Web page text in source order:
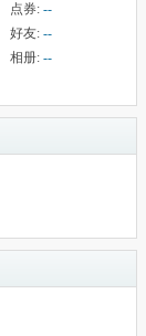
点券: --
好友: --
相册: --